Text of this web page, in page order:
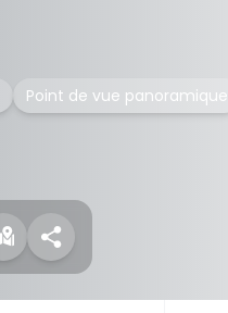
Point de vue panoramique